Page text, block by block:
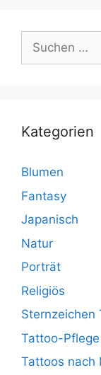
Suchen
nach:
Kategorien
Blumen
Fantasy
Japanisch
Natur
Porträt
Religiös
Sternzeichen
Tattoo-Pflege
Tattoos nach